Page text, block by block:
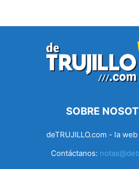
SOBRE
deTRUJILLO.com - la
Contáctanos: